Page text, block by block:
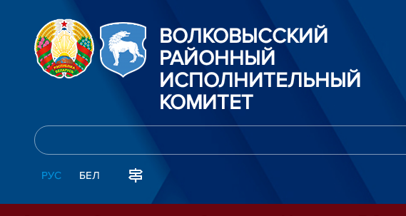
ВОЛКОВЫССКИЙ
РАЙОННЫЙ
ИСПОЛНИТЕЛЬНЫЙ
КОМИТЕТ
РУС БЕЛ